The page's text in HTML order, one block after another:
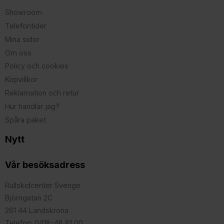
Showroom
Telefontider
Mina sidor
Om oss
Policy och cookies
Köpvillkor
Reklamation och retur
Hur handlar jag?
Spåra paket
Nytt
Vår besöksadress
Rullskidcenter Sverige
Björngatan 2C
261 44 Landskrona